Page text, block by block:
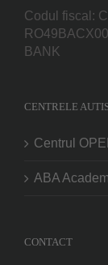
Codul fiscal:
BANK
CENTRELE
Centrul
ABA
CONTACT